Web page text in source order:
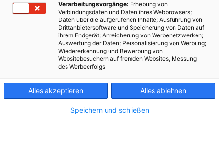
Verarbeitungsvorgänge: Erhebung von
Verbindungsdaten und Daten ihres Webbrowsers;
Daten über die aufgerufenen Inhalte; Ausführung von
Drittanbietersoftware und Speicherung von Daten auf
ihrem Endgerät; Anreicherung von Werbenetzwerken;
Auswertung der Daten; Personalisierung von Werbung;
Wiedererkennung und Bewerbung von
Websitebesuchern auf fremden Websites, Messung
des Werbeerfolgs
Alles akzeptieren Alles ablehnen
Speichern und schließen